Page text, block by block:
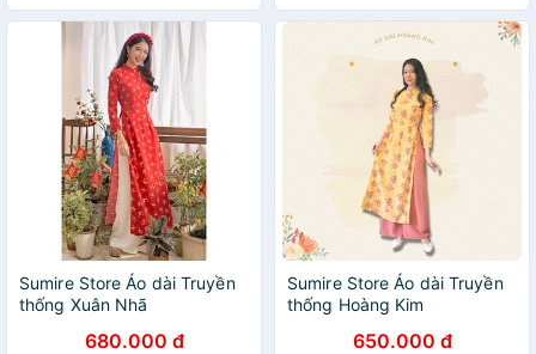
Sumire Store Áo dài Truyền
thống Xuân Nhã
680.000 đ
Sumire Store Áo dài Truyền
thống Hoàng Kim
650.000 đ